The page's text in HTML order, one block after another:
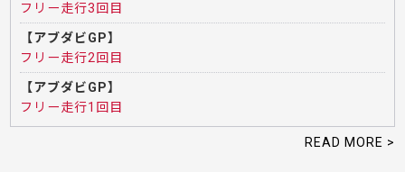
フリー走行3回目
【アブダビGP】
フリー走行2回目
【アブダビGP】
フリー走行1回目
READ MORE >